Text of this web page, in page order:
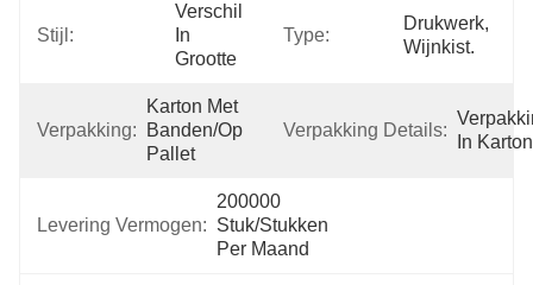
Stijl:
Verschil
In
Grootte
Type:
Drukwerk,
Wijnkist.
Verpakking:
Karton Met
Banden/op
Pallet
Verpakking Details:
In Karton
Levering Vermogen:
200000
Stuk/Stukken
Per Maand